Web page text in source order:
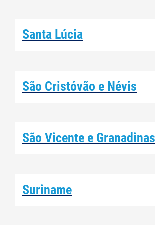
Santa Lúcia
São Cristóvão e Névis
São Vicente e Granadinas
Suriname